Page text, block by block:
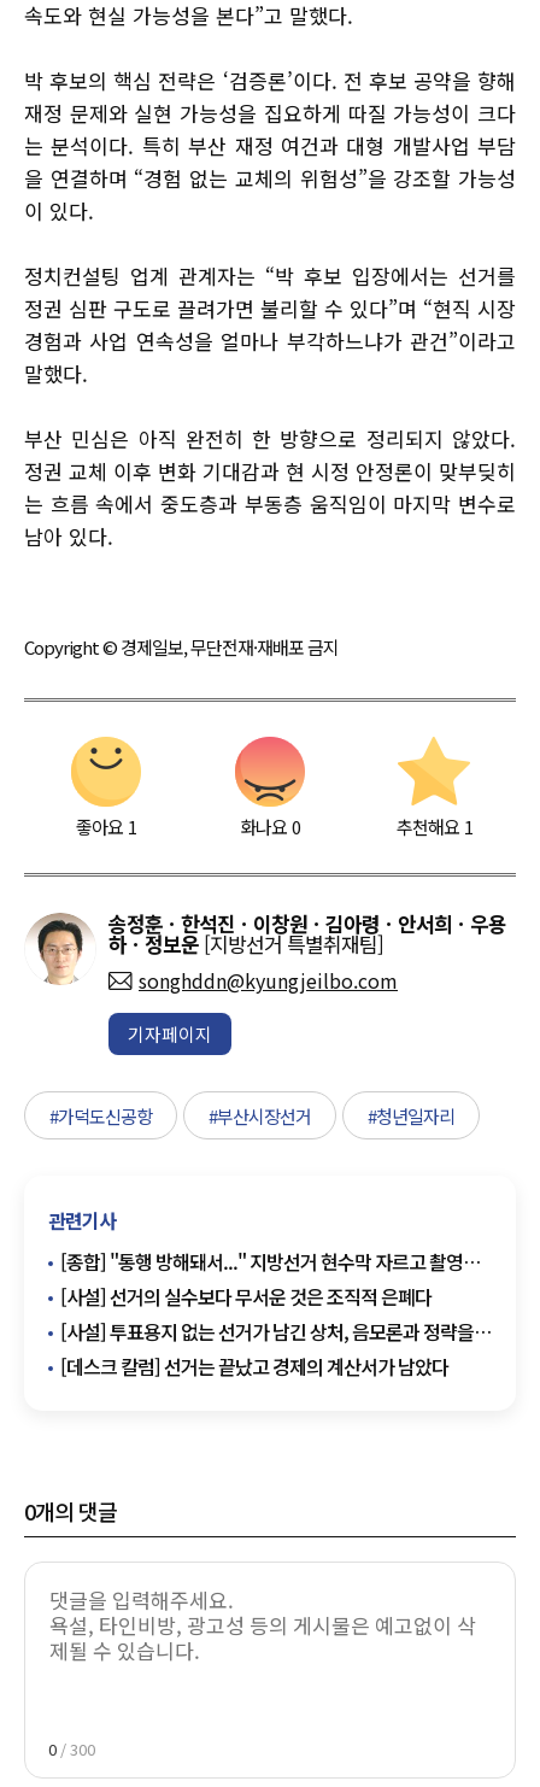
속도와 현실 가능성을 본다”고 말했다.
박 후보의 핵심 전략은 ‘검증론’이다. 전 후보 공약을 향해
재정 문제와 실현 가능성을 집요하게 따질 가능성이 크다
는 분석이다. 특히 부산 재정 여건과 대형 개발사업 부담
을 연결하며 “경험 없는 교체의 위험성”을 강조할 가능성
이 있다.
정치컨설팅 업계 관계자는 “박 후보 입장에서는 선거를
정권 심판 구도로 끌려가면 불리할 수 있다”며 “현직 시장
경험과 사업 연속성을 얼마나 부각하느냐가 관건”이라고
말했다.
부산 민심은 아직 완전히 한 방향으로 정리되지 않았다.
정권 교체 이후 변화 기대감과 현 시정 안정론이 맞부딪히
는 흐름 속에서 중도층과 부동층 움직임이 마지막 변수로
남아 있다.
Copyright © 경제일보, 무단전재·재배포 금지
좋아요 1 화나요0 추천해요 1
송정훈ㆍ한석진ㆍ이창원ㆍ김아령ㆍ안서희ㆍ우용
하ㆍ정보운 [지방선거 특별취재팀]
songhddn@kyungjeilbo.com
기자페이지
#가덕도신공항 #부산시장선거 #청년일자리
관련기사
[종합] "통행 방해돼서..." 지방선거 현수막 자르고 촬영
시민에 야구방망이 휘두른 50대 징역 2년
[사설] 선거의 실수보다 무서운 것은 조직적 은폐다
[사설] 투표용지 없는 선거가 남긴 상처, 음모론과 정략을
넘어 시스템 개혁이 먼저다
[데스크 칼럼] 선거는 끝났고 경제의 계산서가 남았다
0개의 댓글
0 / 300